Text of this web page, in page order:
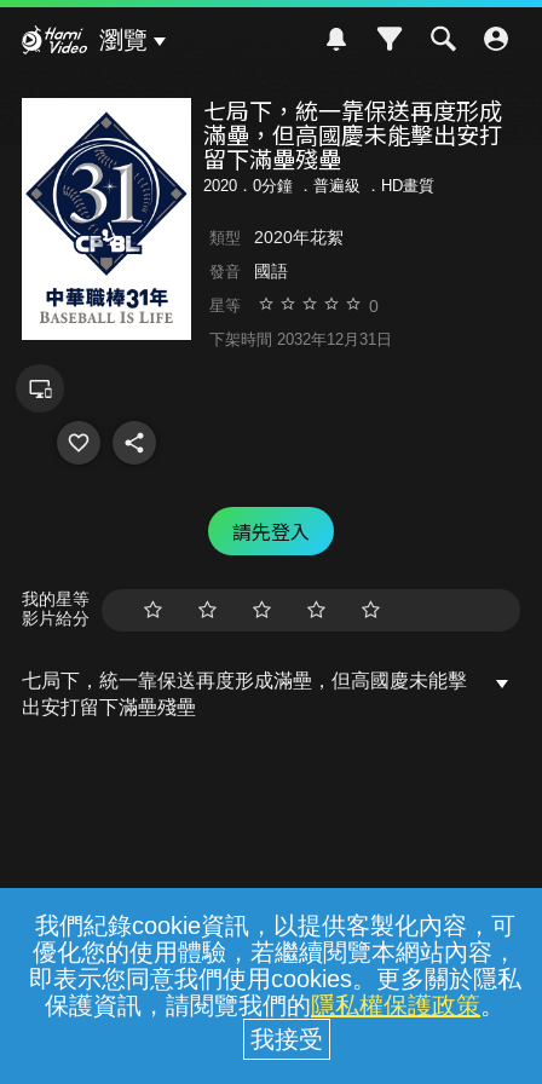
我們紀錄cookie資訊，以提供客製化內容，可
優化您的使用體驗，若繼續閱覽本網站內容，
即表示您同意我們使用cookies。更多關於隱私
保護資訊，請閱覽我們的隱私權保護政策。
瀏覽
七局下，統一靠保送再度形成
滿壘，但高國慶未能擊出安打
留下滿壘殘壘
2020．0分鐘 ． 普遍級 ．HD畫質
類型 2020年花絮
發音 國語
星等 0
下架時間 2032年12月31日
請先登入
我的星等
影片給分
七局下，統一靠保送再度形成滿壘，但高國慶未能擊
出安打留下滿壘殘壘
常見問題 線上客服 服務條款 隱私權保護
中華電信股份有限公司個人家庭分公司
(統一編號：96979949) © 2026
{{notifyMsg}}